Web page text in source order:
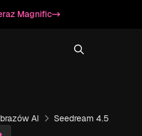
Magnific
AI Seedream 4.5